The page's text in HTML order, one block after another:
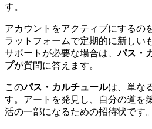
す。
アカウントをアクティブにするの
ラットフォームで定期的に新しい
サポートが必要な場合は、パス・
プが質問に答えます。
このパス・カルチュールは、単な
す。アートを発見し、自分の道を
活の一部になるための招待状です。